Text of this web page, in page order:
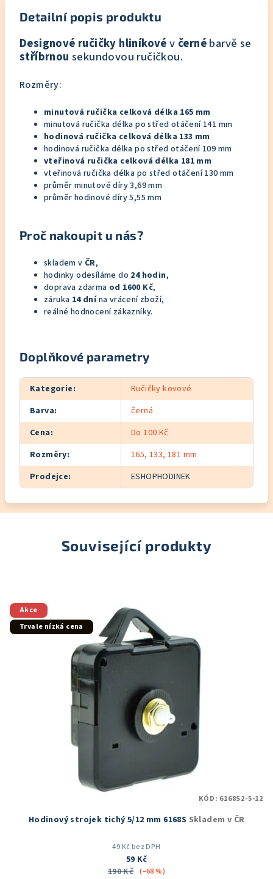
Detailní popis produktu
Designové ručičky hliníkovév černébarvě se
stříbrnou sekundovou ručičkou.
Rozměry:
minutová ručička celková délka 165 mm
minutová ručička délka po střed otáčení 141 mm
hodinová ručička celková délka 133 mm
hodinová ručička délka po střed otáčení 109 mm
vteřinová ručička celková délka 181 mm
vteřinová ručička délka po střed otáčení 130 mm
průměr minutové díry 3,69 mm
průměr hodinové díry 5,55 mm
Proč nakoupit u nás?
skladem v ČR,
hodinky odesíláme do 24 hodin,
doprava zdarma od 1600 Kč,
záruka 14 dnína vrácení zboží,
reálné hodnocení zákazníky.
Doplňkové parametry
Kategorie:
Ručičky kovové
Barva:
černá
Cena:
Do 100 Kč
Rozměry:
165, 133, 181 mm
Prodejce: ESHOPHODINEK
Související produkty
Akce
Trvale nízká cena
Hodinový strojek tichý 5/12 mm 6168S Skladem v ČR
49 Kč bez DPH
59 Kč
190 Kč (–68 %)
KÓD: 6168S2-5-12